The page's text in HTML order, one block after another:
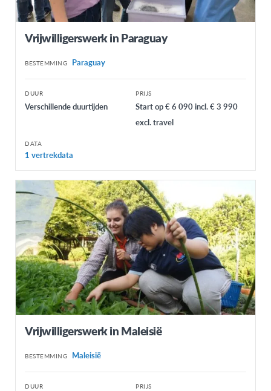
Vrijwilligerswerk in Paraguay
BESTEMMING Paraguay
DUUR
Verschillende duurtijden
PRIJS
Start op € 6 090 incl. € 3 990
excl. travel
DATA
1 vertrekdata
Vrijwilligerswerk in Maleisië
BESTEMMING Maleisië
DUUR PRIJS